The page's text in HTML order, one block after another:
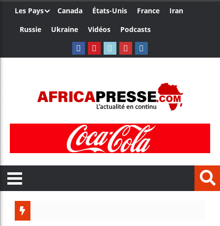
Les Pays Canada États-Unis France
Iran
Russie
Ukraine Vidéos Podcasts